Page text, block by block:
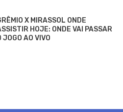
X MIRASSOL ONDE
HOJE: ONDE VAI PASSAR
JOGO AO VIVO